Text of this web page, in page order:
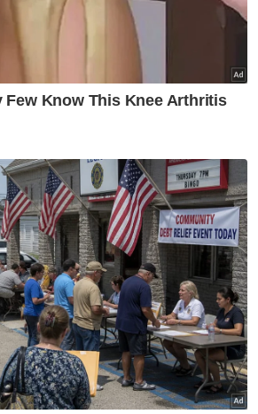
bantu kajian selidik kami dan
baucar tunai.
×
umur anda?
tahun
18 - 24 tahun
65 tahun dan ke atas
VPoints:0